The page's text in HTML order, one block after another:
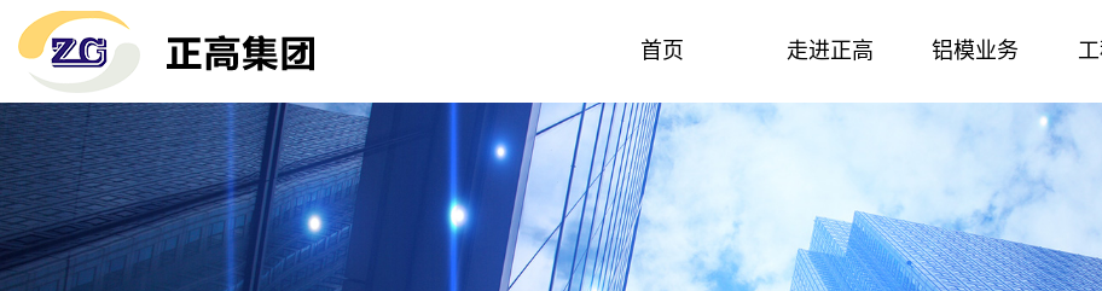
首页 走进正高
关于我们 走进正高
十多年来，正高集团始终坚持兢兢业业、与时俱
铝模业务
珠三角项目 工程案例
以推动节能环保的建筑技术为己任，推动更加快
公司要闻 新闻中心
聚集实时动态，了解正高集团最新新闻，欢迎您的